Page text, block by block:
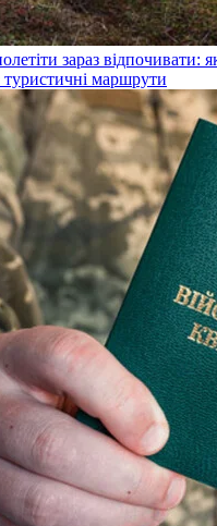
зараз відпочивати:
туристичні маршрути